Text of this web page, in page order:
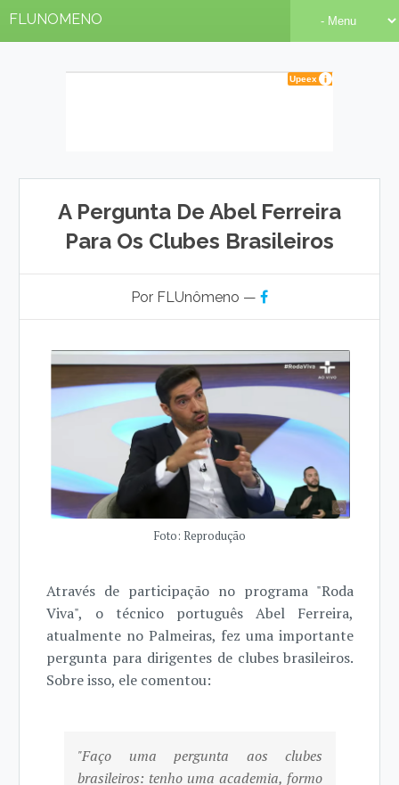
FLUNOMENO
A Pergunta De Abel Ferreira
Para Os Clubes Brasileiros
Por FLUnômeno —
Foto: Reprodução
Através de participação no programa "Roda
Viva", o técnico português Abel Ferreira,
atualmente no Palmeiras, fez uma importante
pergunta para dirigentes de clubes brasileiros.
Sobre isso, ele comentou:
"Faço uma pergunta aos clubes
brasileiros: tenho uma academia, formo